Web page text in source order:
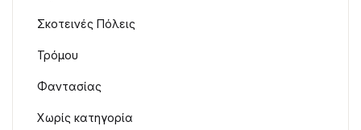
Σκοτεινές Πόλεις
Τρόμου
Φαντασίας
Χωρίς κατηγορία